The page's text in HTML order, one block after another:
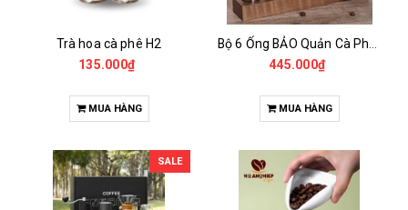
Trà hoa cà phê H2
135.000₫
MUA HÀNG
445.000₫
MUA HÀNG
SALE